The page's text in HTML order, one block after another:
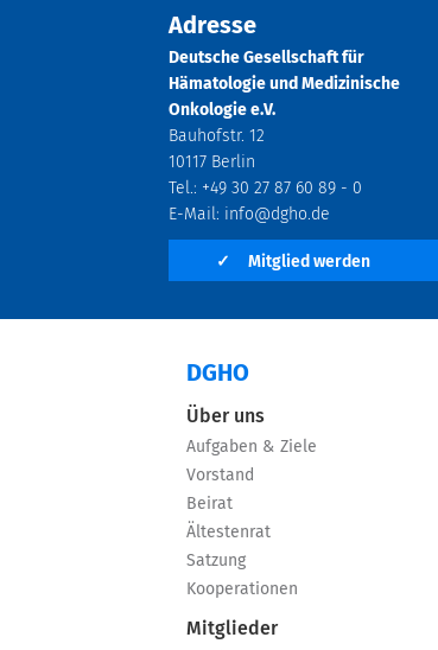
Adresse
Deutsche Gesellschaft für
Hämatologie und Medizinische
Onkologie e.V.
Bauhofstr. 12
10117 Berlin
Tel.: +49 30 27 87 60 89 - 0
E-Mail: info@dgho.de
✓ Mitglied werden
DGHO
Über uns
Aufgaben & Ziele
Vorstand
Beirat
Ältestenrat
Satzung
Kooperationen
Mitglieder